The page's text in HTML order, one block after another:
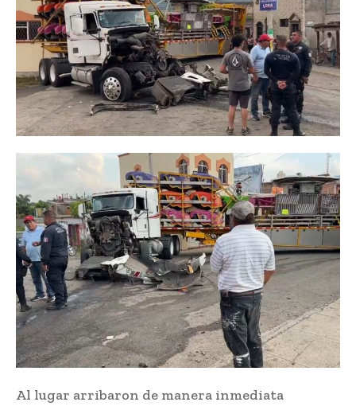
Al lugar arribaron de manera inmediata